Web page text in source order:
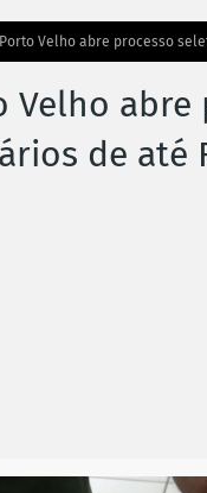
Velho abre processo
Velho
de até